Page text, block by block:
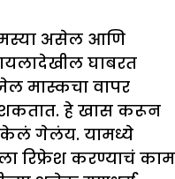
असेल आणि
घाबरत
मास्कचा वापर
शकतात. हे खास करून
केलं गेलंय. यामध्ये
रिफ्रेश करण्याचं काम